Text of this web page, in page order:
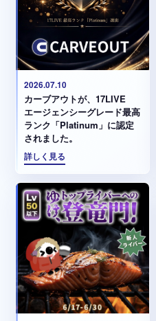
2026.07.10
カーブアウトが、17LIVE
エージェンシーグレード最高
ランク「Platinum」に認定
されました。
詳しく見る